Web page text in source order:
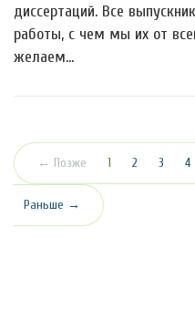
диссертаций. Все
работы, с чем мы их от
желаем…
← Позже 1 (текущая)
2 3 4
Раньше →